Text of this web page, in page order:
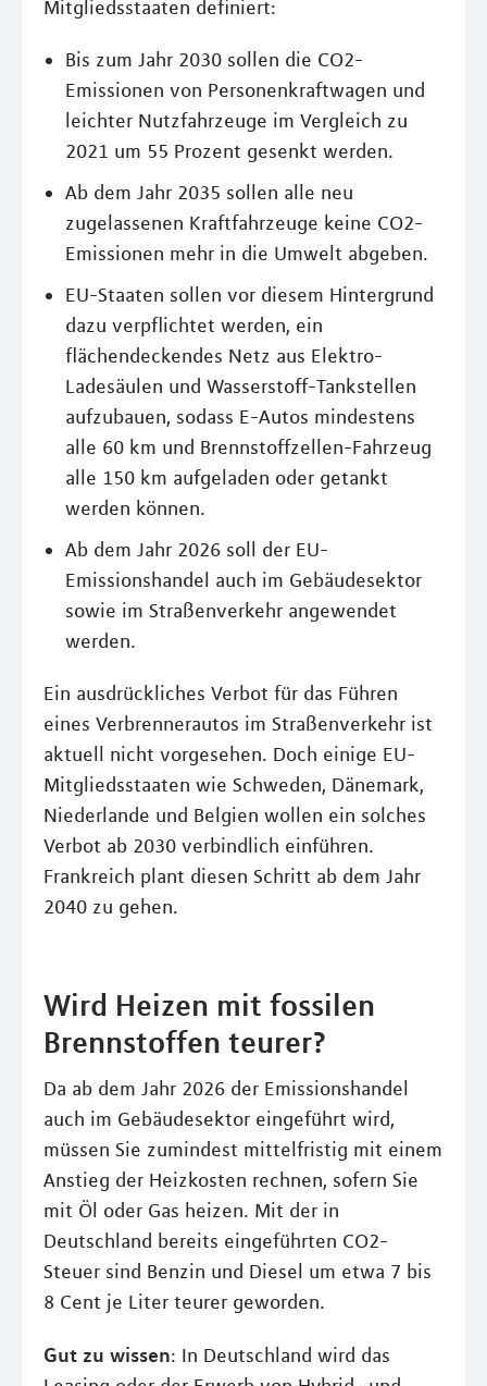
Mitgliedsstaaten definiert:
Bis zum Jahr 2030 sollen die CO2-
Emissionen von Personenkraftwagen und
leichter Nutzfahrzeuge im Vergleich zu
2021 um 55 Prozent gesenkt werden.
Ab dem Jahr 2035 sollen alle neu
zugelassenen Kraftfahrzeuge keine CO2-
Emissionen mehr in die Umwelt abgeben.
EU-Staaten sollen vor diesem Hintergrund
dazu verpflichtet werden, ein
flächendeckendes Netz aus Elektro-
Ladesäulen und Wasserstoff-Tankstellen
aufzubauen, sodass E-Autos mindestens
alle 60 km und Brennstoffzellen-Fahrzeug
alle 150 km aufgeladen oder getankt
werden können.
Ab dem Jahr 2026 soll der EU-
Emissionshandel auch im Gebäudesektor
sowie im Straßenverkehr angewendet
werden.
Ein ausdrückliches Verbot für das Führen
eines Verbrennerautos im Straßenverkehr ist
aktuell nicht vorgesehen. Doch einige EU-
Mitgliedsstaaten wie Schweden, Dänemark,
Niederlande und Belgien wollen ein solches
Verbot ab 2030 verbindlich einführen.
Frankreich plant diesen Schritt ab dem Jahr
2040 zu gehen.
Wird Heizen mit fossilen
Brennstoffen teurer?
Da ab dem Jahr 2026 der Emissionshandel
auch im Gebäudesektor eingeführt wird,
müssen Sie zumindest mittelfristig mit einem
Anstieg der Heizkosten rechnen, sofern Sie
mit Öl oder Gas heizen. Mit der in
Deutschland bereits eingeführten CO2-
Steuer sind Benzin und Diesel um etwa 7 bis
8 Cent je Liter teurer geworden.
Gut zu wissen: In Deutschland wird das